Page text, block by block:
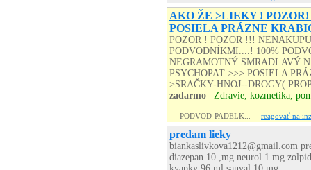
AKO ŽE >LIEKY !
POSIELA PRÁZNE
POZOR ! POZOR !!!
PODVODNÍKMI....! 100%
NEGRAMOTNÝ SMRADLAVÝ
PSYCHOPAT >>> POSIELA
>SRAČKY-HNOJ--DROGY(
zadarmo
Zdravie, kozmetika,
PODVOD-PADELK... reagovať na
predam lieky
biankaslivkova1212@gmail.com
diazepan 10 ,mg neurol 1 mg